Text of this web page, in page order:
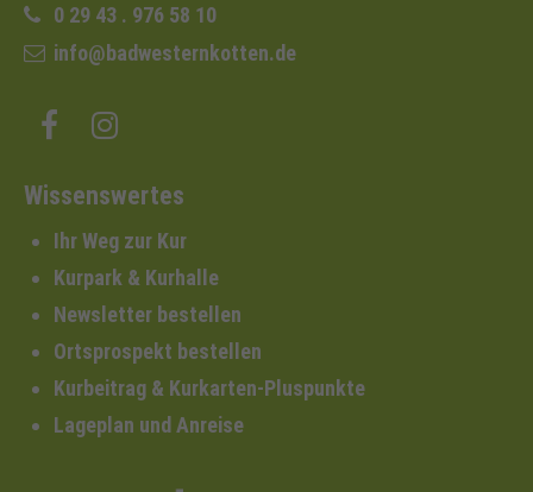
0 29 43 . 976 58 10
info@badwesternkotten.de
Wissenswertes
Ihr Weg zur Kur
Kurpark & Kurhalle
Newsletter bestellen
Ortsprospekt bestellen
Kurbeitrag & Kurkarten-Pluspunkte
Lageplan und Anreise